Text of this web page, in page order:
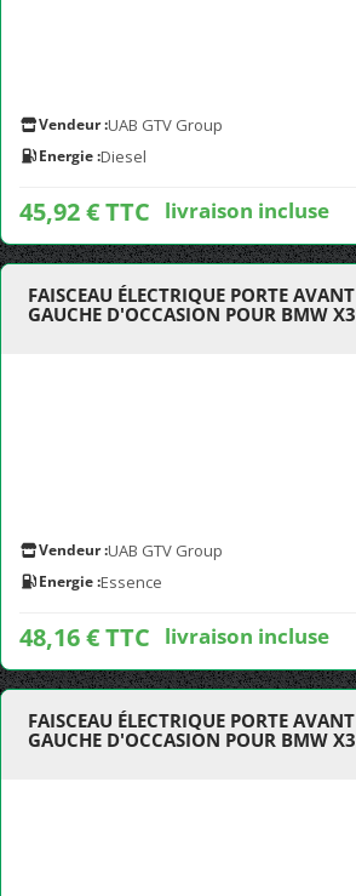
Vendeur :UAB GTV Group
Energie :Diesel
45,92 € TTC livraison incluse
FAISCEAU ÉLECTRIQUE PORTE AVANT
GAUCHE D'OCCASION POUR BMW X3
Vendeur :UAB GTV Group
Energie :Essence
48,16 € TTC livraison incluse
FAISCEAU ÉLECTRIQUE PORTE AVANT
GAUCHE D'OCCASION POUR BMW X3